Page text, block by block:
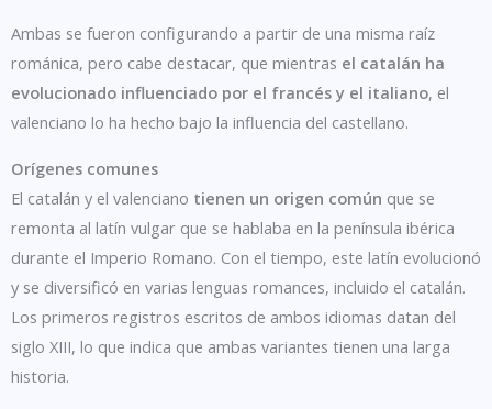
Ambas se fueron configurando a partir de una misma raíz
románica, pero cabe destacar, que mientras el catalán ha
evolucionado influenciado por el francés y el italiano, el
valenciano lo ha hecho bajo la influencia del castellano.
Orígenes comunes
El catalán y el valenciano tienen un origen común que se
remonta al latín vulgar que se hablaba en la península ibérica
durante el Imperio Romano. Con el tiempo, este latín evolucionó
y se diversificó en varias lenguas romances, incluido el catalán.
Los primeros registros escritos de ambos idiomas datan del
siglo XIII, lo que indica que ambas variantes tienen una larga
historia.